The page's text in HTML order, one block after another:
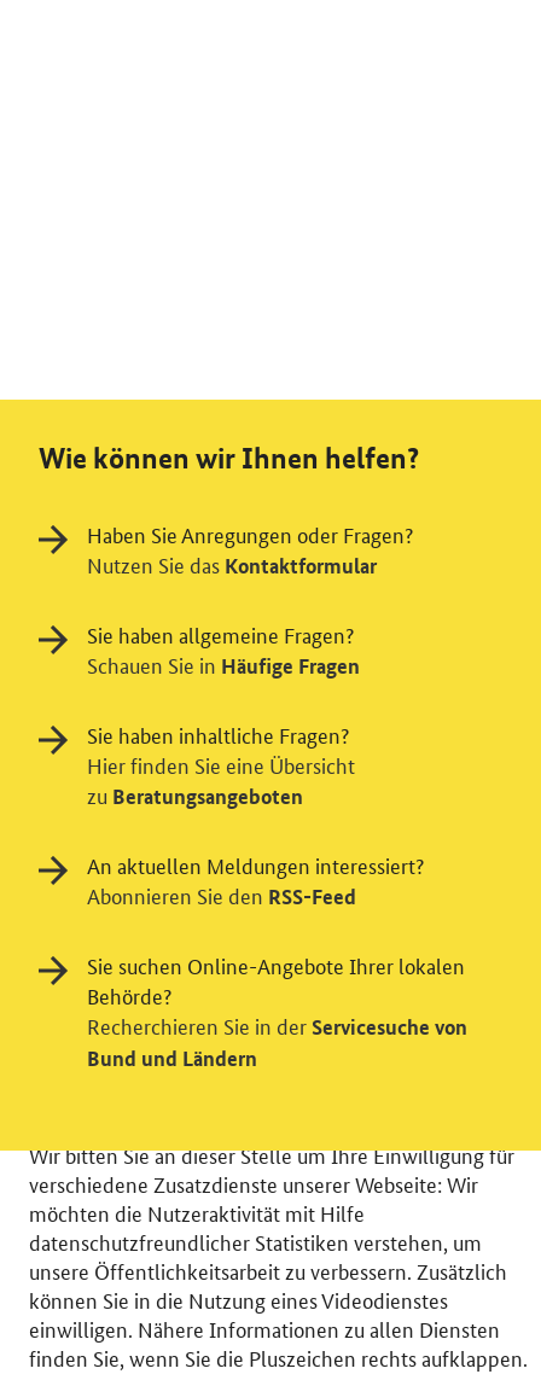
© 2026 Bundesministerium für Wirtschaft und Energie
RSS
Benutzerhinweise
Inhaltsverzeichnis
Impressum
Barrierefreiheit
Datenschutz
Einwilligungsverwaltung
Einwilligung in Tracking und / oder
Wir bitten Sie an dieser Stelle um Ihre Einwilligung für
verschiedene Zusatzdienste unserer Webseite: Wir
möchten die Nutzeraktivität mit Hilfe
datenschutzfreundlicher Statistiken verstehen, um
unsere Öffentlichkeitsarbeit zu verbessern. Zusätzlich
können Sie in die Nutzung eines Videodienstes
einwilligen. Nähere Informationen zu allen Diensten
finden Sie, wenn Sie die Pluszeichen rechts aufklappen.
Wie können wir Ihnen helfen?
Haben Sie Anregungen oder Fragen?
Nutzen Sie das Kontaktformular
Sie haben allgemeine Fragen?
Schauen Sie in Häufige Fragen
Sie haben inhaltliche Fragen?
Hier finden Sie eine Übersicht
zu Beratungsangeboten
An aktuellen Meldungen interessiert?
Abonnieren Sie den RSS-Feed
Sie suchen Online-Angebote Ihrer lokalen
Behörde?
Recherchieren Sie in der Servicesuche von
Bund und Ländern